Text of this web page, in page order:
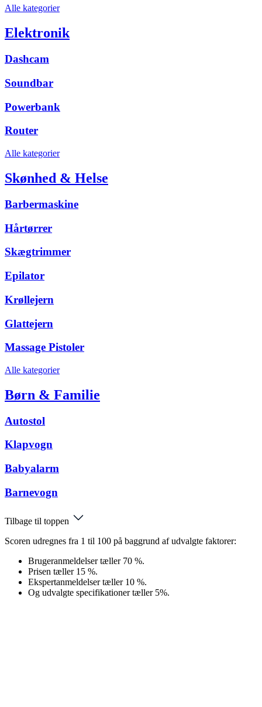
Alle kategorier
Elektronik
Dashcam
Soundbar
Powerbank
Router
Alle kategorier
Skønhed & Helse
Barbermaskine
Hårtørrer
Skægtrimmer
Epilator
Krøllejern
Glattejern
Massage Pistoler
Alle kategorier
Børn & Familie
Autostol
Klapvogn
Babyalarm
Barnevogn
Tilbage til toppen
Scoren udregnes fra 1 til 100 på baggrund af udvalgte faktorer:
Brugeranmeldelser tæller 70 %.
Prisen tæller 15 %.
Ekspertanmeldelser tæller 10 %.
Og udvalgte specifikationer tæller 5%.